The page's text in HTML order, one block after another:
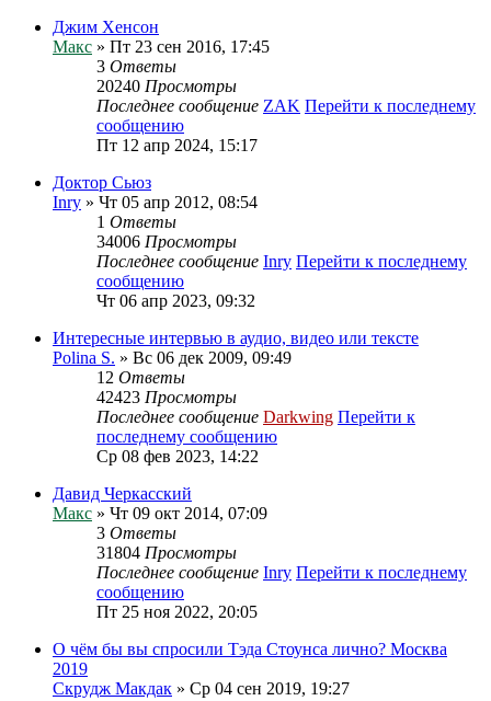
Джим Хенсон
Макс » Пт 23 сен 2016, 17:45
3 Ответы
20240 Просмотры
Последнее сообщение ZAK Перейти к последнему
сообщению
Пт 12 апр 2024, 15:17
Доктор Сьюз
Inry » Чт 05 апр 2012, 08:54
1 Ответы
34006 Просмотры
Последнее сообщение Inry Перейти к последнему
сообщению
Чт 06 апр 2023, 09:32
Интересные интервью в аудио, видео или тексте
Polina S. » Вс 06 дек 2009, 09:49
12 Ответы
42423 Просмотры
Последнее сообщение Darkwing Перейти к
последнему сообщению
Ср 08 фев 2023, 14:22
Давид Черкасский
Макс » Чт 09 окт 2014, 07:09
3 Ответы
31804 Просмотры
Последнее сообщение Inry Перейти к последнему
сообщению
Пт 25 ноя 2022, 20:05
О чём бы вы спросили Тэда Стоунса лично? Москва
2019
Скрудж Макдак » Ср 04 сен 2019, 19:27